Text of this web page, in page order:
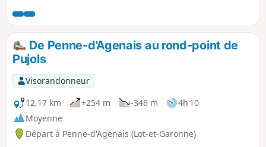
les yeux. Pour ne rien gâcher le circuit est très bien balisé ;
flèches, trait Jaune et n°4 quand c'est nécessaire car il s'agit
du circuit n°4 parmi les quatre disponibles en partant du
village.De Penne-d'Agenais au rond-point de
Pujols
Visorandonneur
12,17 km
+254 m -346 m
4h 10
Moyenne
Départ à Penne-d'Agenais (Lot-et-Garonne)